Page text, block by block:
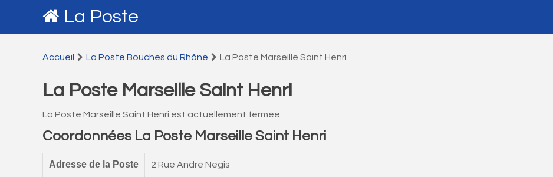
La Poste
Accueil La Poste Bouches du Rhône La Poste Marseille Saint Henri
La Poste Marseille Saint Henri
La Poste Marseille Saint Henri est actuellement fermée.
Coordonnées La Poste Marseille Saint Henri
Adresse de la Poste 2 Rue André Negis